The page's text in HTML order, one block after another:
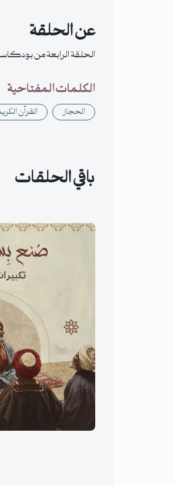
عن الحلقة
الحلقة الرابعة من
الكلمات المفتاحية
الحجاز القرآن
باقي الحلقات